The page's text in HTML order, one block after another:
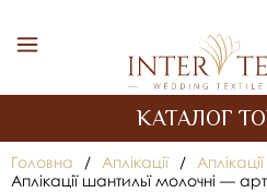
КАТАЛОГ
Головна / Аплікації /
Аплікації шантильї молочні —